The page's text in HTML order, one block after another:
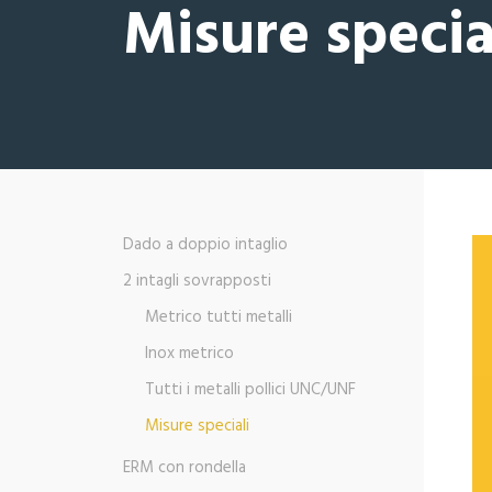
Misure
Dado a doppio intaglio
2 intagli sovrapposti
Metrico tutti metalli
Inox metrico
Tutti i metalli pollici UNC/UNF
Misure speciali
ERM con rondella